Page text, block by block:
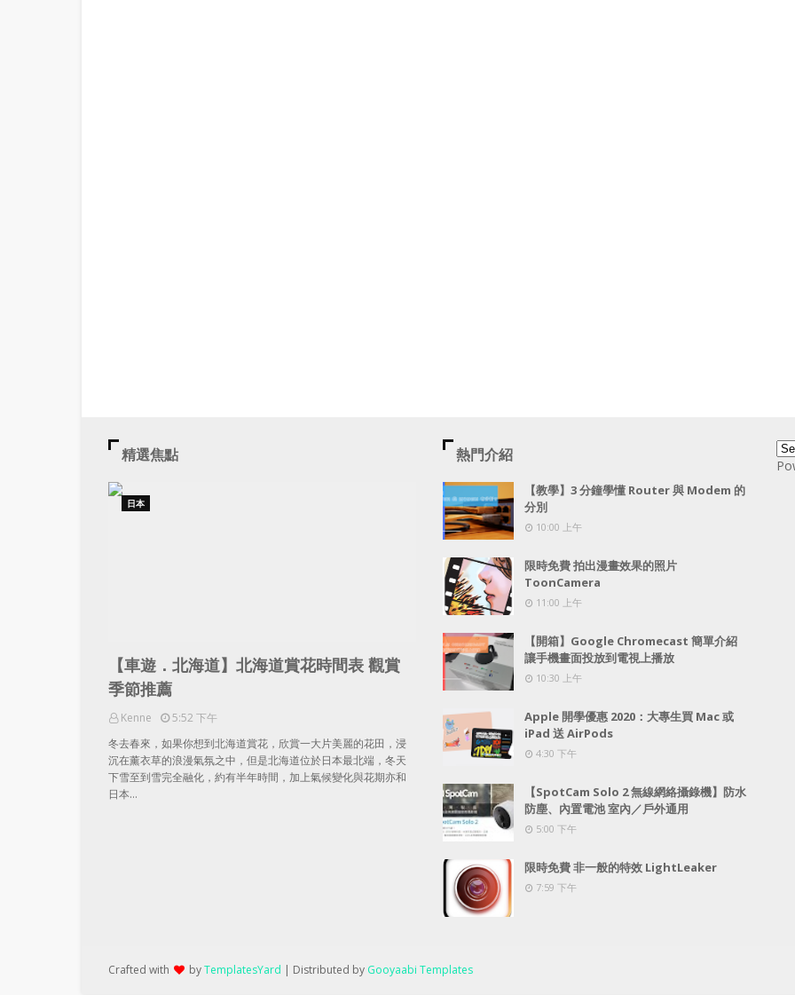
精選焦點
日本
【車遊．北海道】北海道賞花時間表 觀賞
季節推薦
Kenne
5:52 下午
冬去春來，如果你想到北海道賞花，欣賞一大片美麗的花田，浸
沉在薰衣草的浪漫氣氛之中，但是北海道位於日本最北端，冬天
下雪至到雪完全融化，約有半年時間，加上氣候變化與花期亦和
日本…
熱門介紹
【教學】3 分鐘學懂 Router 與 Modem 的
分別
10:00 上午
限時免費 拍出漫畫效果的照片
ToonCamera
11:00 上午
【開箱】Google Chromecast 簡單介紹
讓手機畫面投放到電視上播放
10:30 上午
Apple 開學優惠 2020：大專生買 Mac 或
iPad 送 AirPods
4:30 下午
【SpotCam Solo 2 無線網絡攝錄機】防水
防塵、內置電池 室內／戶外通用
5:00 下午
限時免費 非一般的特效 LightLeaker
7:59 下午
Crafted with byTemplatesYard | Distributed by Gooyaabi Templates